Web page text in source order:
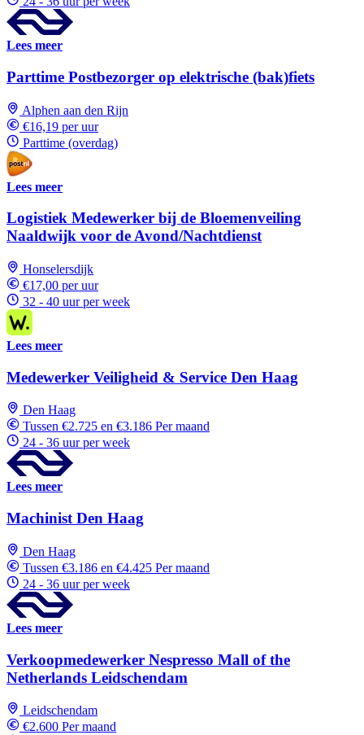
Lees meer
Parttime Postbezorger op elektrische (bak)fiets
Alphen aan den Rijn
€16,19 per uur
Parttime (overdag)
Lees meer
Logistiek Medewerker bij de Bloemenveiling
Naaldwijk voor de Avond/Nachtdienst
Honselersdijk
€17,00 per uur
32 - 40 uur per week
Lees meer
Medewerker Veiligheid & Service Den Haag
Den Haag
Tussen €2.725 en €3.186 Per maand
24 - 36 uur per week
Lees meer
Machinist Den Haag
Den Haag
Tussen €3.186 en €4.425 Per maand
24 - 36 uur per week
Lees meer
Verkoopmedewerker Nespresso Mall of the
Netherlands Leidschendam
Leidschendam
€2.600 Per maand